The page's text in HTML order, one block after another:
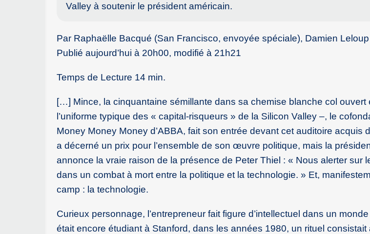
Valley à soutenir le président américain.
Par Raphaëlle Bacqué (San Francisco, envoyée spéciale), Damien
Publié aujourd’hui à 20h00, modifié à 21h21
Temps de Lecture 14 min.
[…] Mince, la cinquantaine sémillante dans sa chemise blanche col ouvert
l’uniforme typique des « capital-risqueurs » de la Silicon Valley –, le
Money Money Money d’ABBA, fait son entrée devant cet auditoire acquis
a décerné un prix pour l’ensemble de son œuvre politique, mais la
annonce la vraie raison de la présence de Peter Thiel : « Nous alerter sur
dans un combat à mort entre la politique et la technologie. » Et,
camp : la technologie.
Curieux personnage, l’entrepreneur fait figure d’intellectuel dans un monde
était encore étudiant à Stanford, dans les années 1980, un rituel